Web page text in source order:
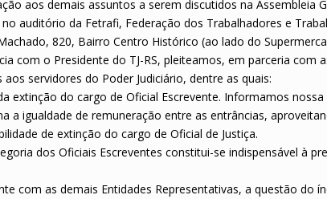
aos demais assuntos a serem discutidos na Assembleia
auditório da Fetrafi, Federação dos Trabalhadores e
820, Bairro Centro Histórico (ao lado do
com o Presidente do TJ-RS, pleiteamos, em parceria com
servidores do Poder Judiciário, dentre as quais:
extinção do cargo de Oficial Escrevente. Informamos
a igualdade de remuneração entre as entrâncias,
de extinção do cargo de Oficial de Justiça.
dos Oficiais Escreventes constitui-se indispensável à
com as demais Entidades Representativas, a questão do